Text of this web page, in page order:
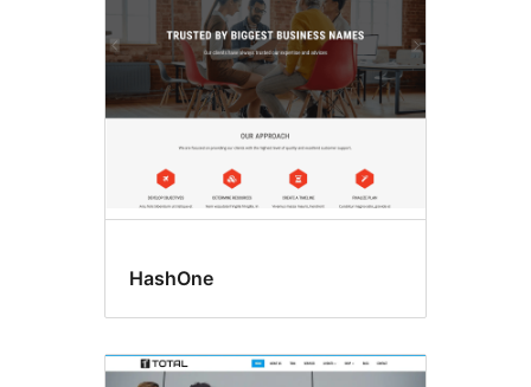
HashOne